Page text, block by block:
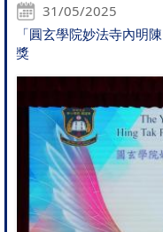
31/05/2025
「圓玄學院妙法寺內明
獎